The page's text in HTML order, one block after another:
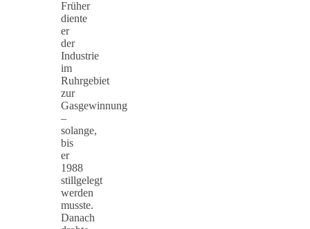
Früher
diente
er
der
Industrie
im
Ruhrgebiet
zur
Gasgewinnung
–
solange,
bis
er
1988
stillgelegt
werden
musste.
Danach